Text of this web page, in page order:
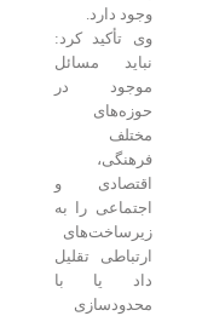
وجود دارد.
وی تأکید کرد:
نباید مسائل
موجود در
حوزه‌های
فرهنگی،
اقتصادی و
اجتماعی را به
زیرساخت‌های
ارتباطی تقلیل
داد یا با
محدودسازی